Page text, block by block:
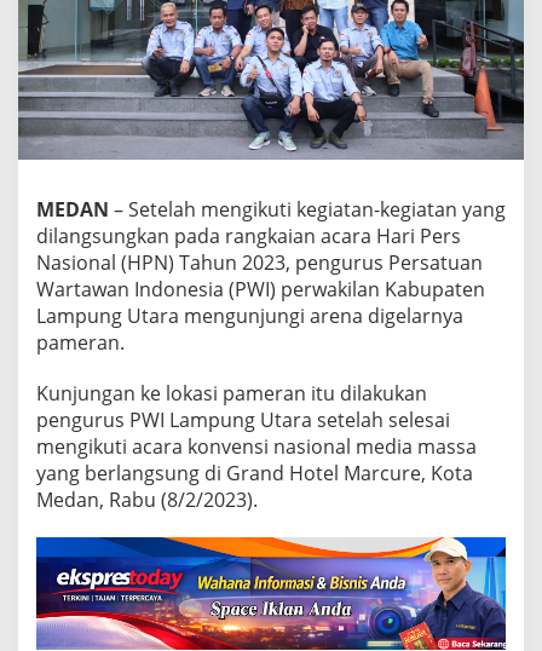
u
n
j
u
n
g
i
m
e
r
a
n
H
S
u
m
u
t
MEDAN – Setelah mengikuti kegiatan-kegiatan yang
dilangsungkan pada rangkaian acara Hari Pers
Nasional (HPN) Tahun 2023, pengurus Persatuan
Wartawan Indonesia (PWI) perwakilan Kabupaten
Lampung Utara mengunjungi arena digelarnya
pameran.
Kunjungan ke lokasi pameran itu dilakukan
pengurus PWI Lampung Utara setelah selesai
mengikuti acara konvensi nasional media massa
yang berlangsung di Grand Hotel Marcure, Kota
Medan, Rabu (8/2/2023).